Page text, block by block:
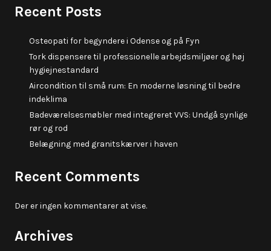
Recent Posts
Osteopati for begyndere i Odense og på Fyn
Tork dispensere til professionelle arbejdsmiljøer og høj
hygiejnestandard
Aircondition til små rum: En moderne løsning til bedre
indeklima
Badeværelsesmøbler med integreret VVS: Undgå synlige
rør og rod
Belægning med granitskærver i haven
Recent Comments
Der er ingen kommentarer at vise.
Archives